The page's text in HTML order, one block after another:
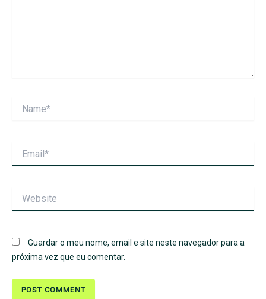
Guardar o meu nome, email e site neste navegador para a
próxima vez que eu comentar.